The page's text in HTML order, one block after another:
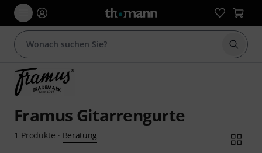
Suche
Framus Gitarrengurte
1 Produkte · Beratung